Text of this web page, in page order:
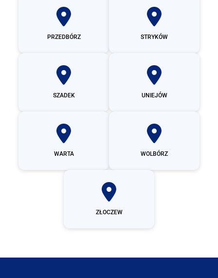
PRZEDBÓRZ STRYKÓW
SZADEK UNIEJÓW
WARTA WOLBÓRZ
ZŁOCZEW